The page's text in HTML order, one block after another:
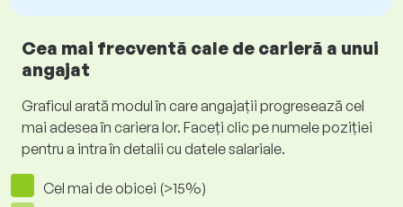
Cea mai frecventă cale de carieră a unui
angajat
Graficul arată modul în care angajații progresează cel
mai adesea în cariera lor. Faceți clic pe numele poziției
pentru a intra în detalii cu datele salariale.
Cel mai de obicei (>15%)